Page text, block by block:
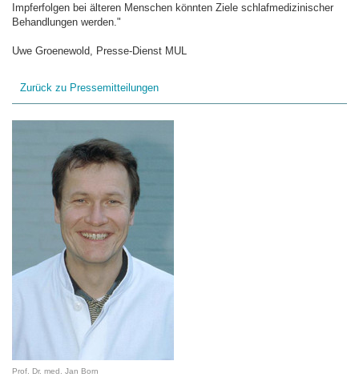
Impferfolgen bei älteren Menschen könnten Ziele schlafmedizinischer
Behandlungen werden."
Uwe Groenewold, Presse-Dienst MUL
Zurück zu Pressemitteilungen
Prof. Dr. med. Jan Born